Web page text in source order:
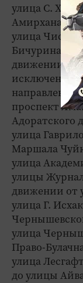
улица С.
Амирхана до
улица
Бичурина до
движении от
исключением
проспект
Адоратского
улица
Маршала
улица
улицы
движении от
улица Г.
улица
Право-
улица
до улицы